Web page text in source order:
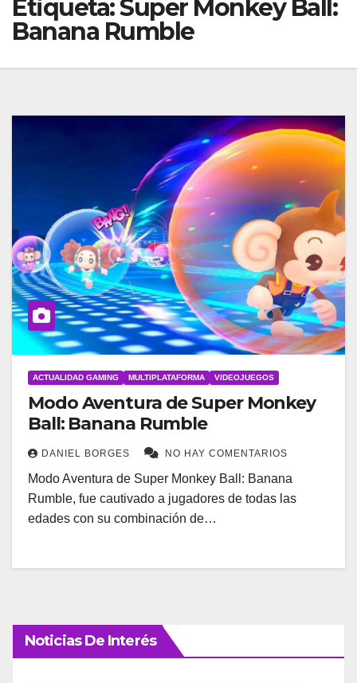
Etiqueta:Super Monkey Ball:
Banana Rumble
ACTUALIDAD GAMING MULTIPLATAFORMA VIDEOJUEGOS
Modo Aventura de Super Monkey
Ball: Banana Rumble
DANIEL BORGES NO HAY COMENTARIOS
Modo Aventura de Super Monkey Ball: Banana
Rumble, fue cautivado a jugadores de todas las
edades con su combinación de…
Noticias De Interés